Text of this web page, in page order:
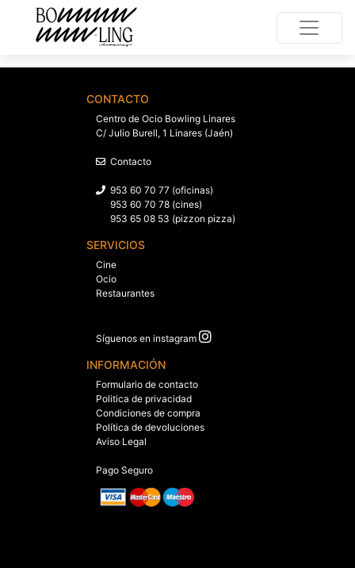
CONTACTO
Centro de Ocio Bowling Linares
C/ Julio Burell, 1 Linares (Jaén)
Contacto
953 60 70 77 (oficinas)
953 60 70 78 (cines)
953 65 08 53 (pizzon pizza)
SERVICIOS
Cine
Ocio
Restaurantes
Síguenos en instagram
INFORMACIÓN
Formulario de contacto
Politica de privacidad
Condiciones de compra
Política de devoluciones
Aviso Legal
Pago Seguro